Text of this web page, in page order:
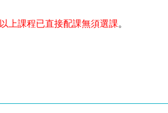
以上課程已直接配課無須選課。